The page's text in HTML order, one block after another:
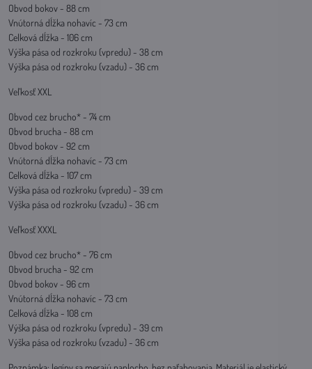
Obvod bokov - 88 cm
Vnútorná dĺžka nohavíc - 73 cm
Celková dĺžka - 106 cm
Výška pása od rozkroku (vpredu) - 38 cm
Výška pása od rozkroku (vzadu) - 36 cm
Veľkosť XXL
Obvod cez brucho* - 74 cm
Obvod brucha - 88 cm
Obvod bokov - 92 cm
Vnútorná dĺžka nohavíc - 73 cm
Celková dĺžka - 107 cm
Výška pása od rozkroku (vpredu) - 39 cm
Výška pása od rozkroku (vzadu) - 36 cm
Veľkosť XXXL
Obvod cez brucho* - 76 cm
Obvod brucha - 92 cm
Obvod bokov - 96 cm
Vnútorná dĺžka nohavíc - 73 cm
Celková dĺžka - 108 cm
Výška pása od rozkroku (vpredu) - 39 cm
Výška pása od rozkroku (vzadu) - 36 cm